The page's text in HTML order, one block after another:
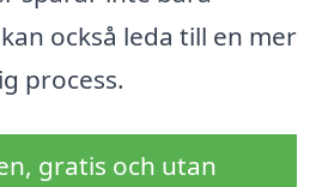
också leda till en mer
process.
gratis och utan